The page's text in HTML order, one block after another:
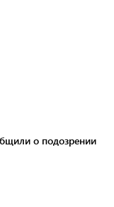
о подозрении